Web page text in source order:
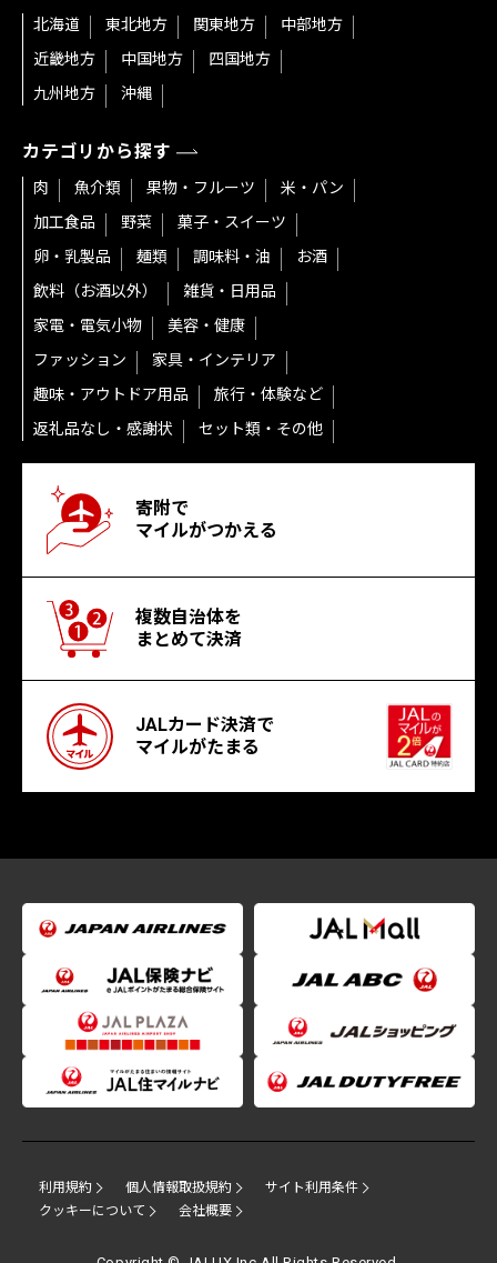
北海道 東北地方 関東地方
中部地方
近畿地方
中国地方
四国地方
九州地方
沖縄
カテゴリから探す
肉 魚介類 果物・フルーツ
米・パン
加工食品
野菜
菓子・スイーツ
卵・乳製品
麺類 調味料・油
お酒
飲料（お酒以外）
雑貨・日用品
家電・電気小物
美容・健康
ファッション
家具・インテリア
趣味・アウトドア用品
旅行・体験など
返礼品なし・感謝状
セット類・その他
寄附で
マイルがつかえる
複数自治体を
まとめて決済
JALカード決済で
マイルがたまる
利用規約 個人情報取扱規約
サイト利用条件
クッキーについて
会社概要